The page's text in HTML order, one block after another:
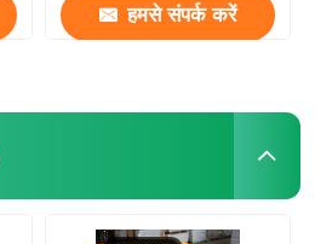
हमसे संपर्क करें